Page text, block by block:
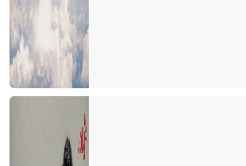
anti turizm -2
Anti turizm
EXPO 2016 alanı
Çinli Düşünür Lao Tzu’nun Öyküsü
Ponpon kız (Amigo) etkisi